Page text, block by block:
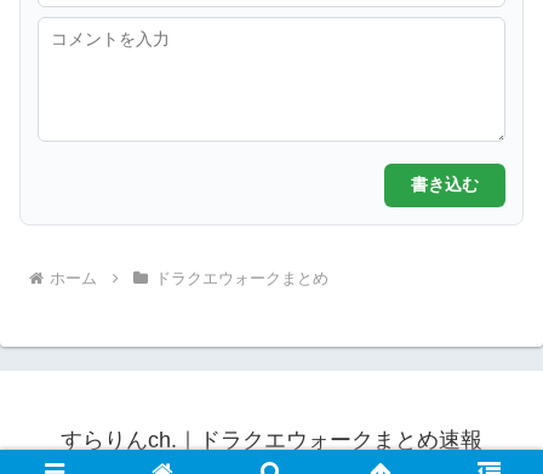
書き込む
ホーム ドラクエウォークまとめ
すらりんch.｜ドラクエウォークまとめ速報